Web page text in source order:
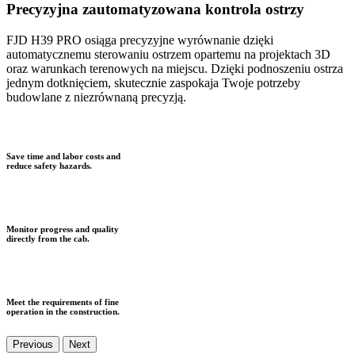
Precyzyjna zautomatyzowana kontrola ostrzy
FJD H39 PRO osiąga precyzyjne wyrównanie dzięki
automatycznemu sterowaniu ostrzem opartemu na projektach 3D
oraz warunkach terenowych na miejscu. Dzięki podnoszeniu ostrza
jednym dotknięciem, skutecznie zaspokaja Twoje potrzeby
budowlane z niezrównaną precyzją.
Save time and labor costs and
reduce safety hazards.
Monitor progress and quality
directly from the cab.
Meet the requirements of fine
operation in the construction.
Previous Next